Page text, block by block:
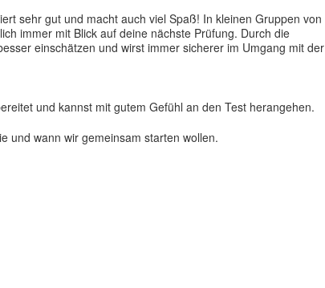
sehr gut und macht auch viel Spaß! In kleinen Gruppen von
immer mit Blick auf deine nächste Prüfung. Durch die
einschätzen und wirst immer sicherer im Umgang mit der
und kannst mit gutem Gefühl an den Test herangehen.
und wann wir gemeinsam starten wollen.